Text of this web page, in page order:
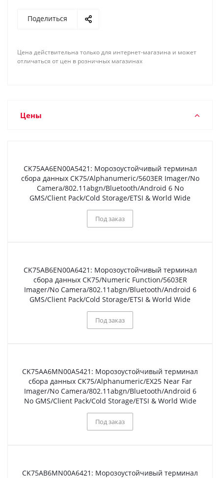
Поделиться
Цена действительна только для интернет-магазина и может
отличаться от цен в розничных магазинах
Цены
CK75AA6EN00A5421: Морозоустойчивый терминал
сбора данных CK75/Alphanumeric/5603ER Imager/No
Camera/802.11abgn/Bluetooth/Android 6 No
GMS/Client Pack/Cold Storage/ETSI & World Wide
Под заказ
CK75AB6EN00A6421: Морозоустойчивый терминал
сбора данных CK75/Numeric Function/5603ER
Imager/No Camera/802.11abgn/Bluetooth/Android 6
GMS/Client Pack/Cold Storage/ETSI & World Wide
Под заказ
CK75AA6MN00A5421: Морозоустойчивый терминал
сбора данных CK75/Alphanumeric/EX25 Near Far
Imager/No Camera/802.11abgn/Bluetooth/Android 6
No GMS/Client Pack/Cold Storage/ETSI & World Wide
Под заказ
CK75AB6MN00A6421: Морозоустойчивый терминал